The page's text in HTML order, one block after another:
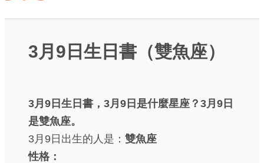
3月9日生日書（雙魚座）
3月9日生日書，3月9日是什麼星座？3月9日
是雙魚座。
3月9日出生的人是： 雙魚座
性格：